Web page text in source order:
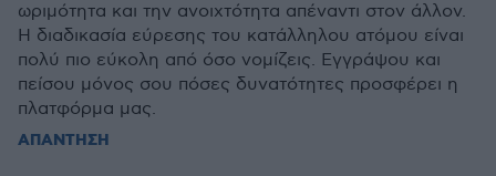
ωριμότητα και την ανοιχτότητα απέναντι στον άλλον.
Η διαδικασία εύρεσης του κατάλληλου ατόμου είναι
πολύ πιο εύκολη από όσο νομίζεις. Εγγράψου και
πείσου μόνος σου πόσες δυνατότητες προσφέρει η
πλατφόρμα μας.
ΑΠΑΝΤΗΣΗ